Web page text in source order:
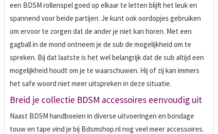
een BDSM rollenspel goed op elkaar te letten blijft het leuk en
spannend voor beide partijen. Je kunt ook oordopjes gebruiken
om ervoor te zorgen dat de ander je niet kan horen. Met een
gagball in de mond ontneem je de sub de mogelijkheid om te
spreken. Bij dat laatste is het wel belangrijk dat de sub altijd een
mogelijkheid houdt om je te waarschuwen. Hij of zij kan immers
het safe woord niet meer uitspreken in deze situatie.
Breid je collectie BDSM accessoires eenvoudig uit
Naast BDSM handboeien in diverse uitvoeringen en bondage
touw en tape vind je bij Bdsmshop.nl nog veel meer accessoires.